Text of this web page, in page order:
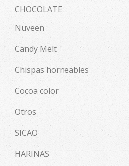
CHOCOLATE
Nuveen
Candy Melt
Chispas horneables
Cocoa color
Otros
SICAO
HARINAS